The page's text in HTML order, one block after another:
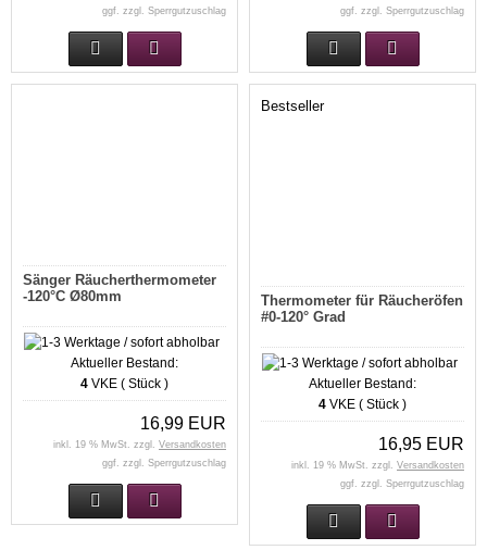
ggf. zzgl. Sperrgutzuschlag
ggf. zzgl. Sperrgutzuschlag
Sänger Räucherthermometer
-120°C Ø80mm
Aktueller Bestand:
4 VKE ( Stück )
16,99 EUR
inkl. 19 % MwSt. zzgl. Versandkosten
ggf. zzgl. Sperrgutzuschlag
Bestseller
Thermometer für Räucheröfen
#0-120° Grad
Aktueller Bestand:
4 VKE ( Stück )
16,95 EUR
inkl. 19 % MwSt. zzgl. Versandkosten
ggf. zzgl. Sperrgutzuschlag